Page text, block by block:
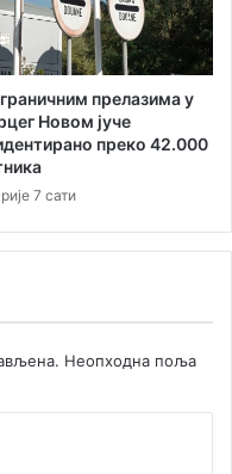
прелазима у
Новом јуче
преко 42.000
7 сати
Неопходна поља